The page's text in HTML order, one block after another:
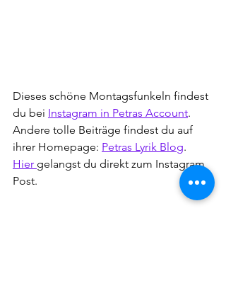
Dieses schöne Montagsfunkeln findest
du bei Instagram in Petras Account.
Andere tolle Beiträge findest du auf
ihrer Homepage: Petras Lyrik Blog.
Hier gelangst du direkt zum Instagram
Post.